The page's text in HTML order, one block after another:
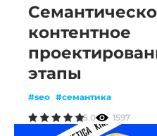
контентное
этапы
#seo #семантика
5.0
1597